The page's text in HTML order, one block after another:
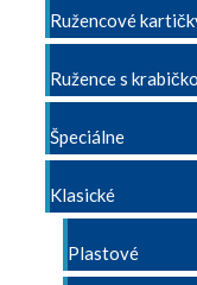
Ružencové
Ružence s
Špeciálne
Klasické
Plastové